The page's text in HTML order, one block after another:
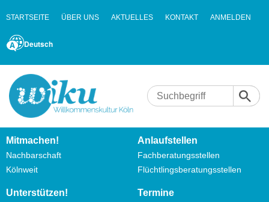
STARTSEITE ÜBER UNS AKTUELLES KONTAKT ANMELDEN
Deutsch
Mitmachen!
Nachbarschaft
Kölnweit
Anlaufstellen
Fachberatungsstellen
Flüchtlingsberatungsstellen
Unterstützen! Termine